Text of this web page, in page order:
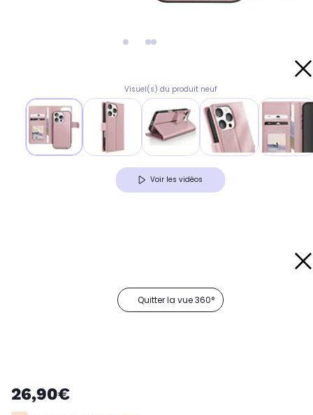
Visuel(s) du produit neuf
Voir les vidéos
Quitter la vue 360°
26,90€